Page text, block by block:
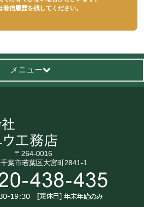
着信履歴を残してください。
メニュー
〒264-0016
葉市若葉区大宮町2841-1